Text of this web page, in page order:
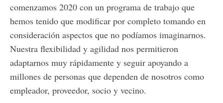
comenzamos 2020 con un programa de trabajo que
hemos tenido que modificar por completo tomando en
consideración aspectos que no podíamos imaginarnos.
Nuestra flexibilidad y agilidad nos permitieron
adaptarnos muy rápidamente y seguir apoyando a
millones de personas que dependen de nosotros como
empleador, proveedor, socio y vecino.